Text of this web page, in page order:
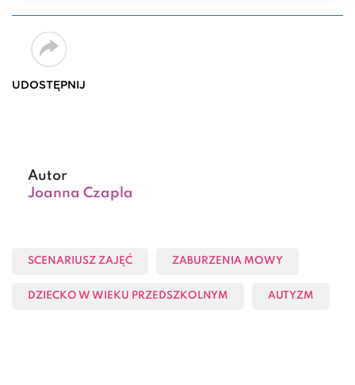
UDOSTĘPNIJ
Autor
Joanna Czapla
SCENARIUSZ ZAJĘĆ ZABURZENIA MOWY
DZIECKO W WIEKU PRZEDSZKOLNYM AUTYZM